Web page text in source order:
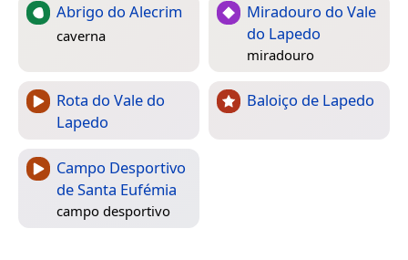
Abrigo do Alecrim
caverna
Miradouro do Vale
do Lapedo
miradouro
Rota do Vale do
Lapedo
Baloiço de Lapedo
Campo Desportivo
de Santa Eufémia
campo desportivo